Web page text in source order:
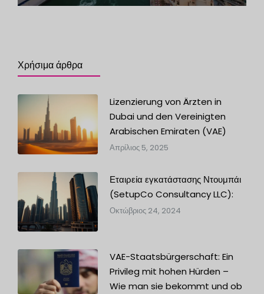
Χρήσιμα άρθρα
Lizenzierung von Ärzten in
Dubai und den Vereinigten
Arabischen Emiraten (VAE)
Απρίλιος 5, 2025
Εταιρεία εγκατάστασης Ντουμπάι
(SetupCo Consultancy LLC):
Οκτώβριος 24, 2024
VAE-Staatsbürgerschaft: Ein
Privileg mit hohen Hürden –
Wie man sie bekommt und ob